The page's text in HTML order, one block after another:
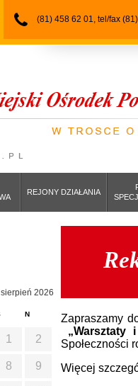
(81) 458 62 01, tel/fax
REJONY DZIAŁANIA
Zapraszamy
„Warsztaty
Społeczności
Więcej
sierpień 2026
N
1 2
8 9